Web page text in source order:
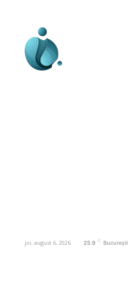
joi, august 6, 2026 25.9 C București